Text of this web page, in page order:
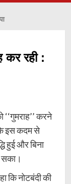
कर रही :
करने
इस कदम से
हुई और बिना
सका।
कि नोटबंदी की